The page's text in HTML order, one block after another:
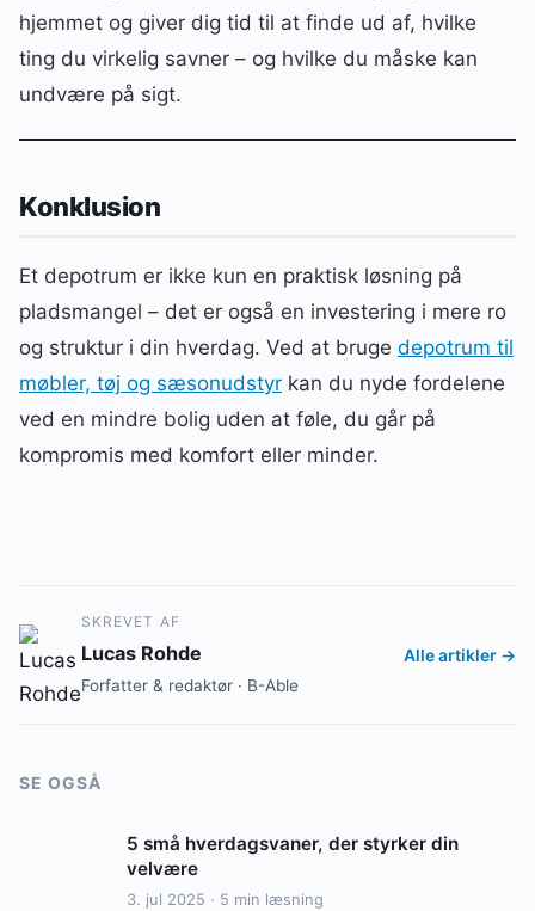
hjemmet og giver dig tid til at finde ud af, hvilke
ting du virkelig savner – og hvilke du måske kan
undvære på sigt.
Konklusion
Et depotrum er ikke kun en praktisk løsning på
pladsmangel – det er også en investering i mere ro
og struktur i din hverdag. Ved at bruge depotrum til
møbler, tøj og sæsonudstyr kan du nyde fordelene
ved en mindre bolig uden at føle, du går på
kompromis med komfort eller minder.
SKREVET AF
Lucas Rohde
Forfatter & redaktør · B-Able
Alle artikler →
SE OGSÅ
5 små hverdagsvaner, der styrker din
velvære
3. jul 2025 · 5 min læsning